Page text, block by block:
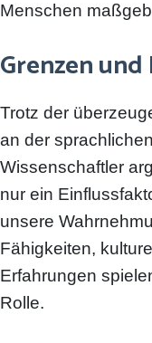
Menschen
Grenzen
Trotz der
an der
Wissenschaftler
nur ein
unsere
Fähigkeiten,
Erfahrungen
Rolle.